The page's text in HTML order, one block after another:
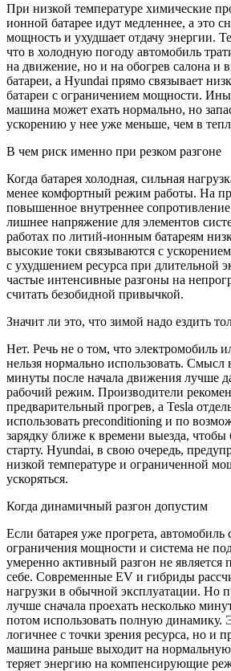
При низкой температуре химические
ионной батарее идут медленнее, а это
мощность и ухудшает отдачу энергии.
что в холодную погоду автомобиль
на движение, но и на обогрев салона и
батареи, а Hyundai прямо связывает
батареи с ограничением мощности.
машина может ехать нормально, но
ускорению у нее уже меньше, чем в
В чем риск именно при резком разгоне
Когда батарея холодная, сильная
менее комфортный режим работы. На
повышенное внутреннее
лишнее напряжение для элементов
работах по литий-ионным батареям
высокие токи связываются с
с ухудшением ресурса при длительной
частые интенсивные разгоны на
считать безобидной привычкой.
Значит ли это, что зимой надо ездить
Нет. Речь не о том, что электромобиль
нельзя нормально использовать. Смысл
минуты после начала движения лучше
рабочий режим. Производители
предварительный прогрев, а Tesla
использовать preconditioning и по
зарядку ближе к времени выезда, чтобы
старту. Hyundai, в свою очередь,
низкой температуре и ограниченной
ускоряться.
Когда динамичный разгон допустим
Если батарея уже прогрета, автомобиль
ограничения мощности и система не
умеренно активный разгон не является
себе. Современные EV и гибриды
нагрузки в обычной эксплуатации. Но
лучше сначала проехать несколько
потом использовать полную динамику.
логичнее с точки зрения ресурса, но и
машина раньше выходит на
теряет энергию на компенсирующие